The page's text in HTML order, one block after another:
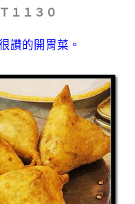
１３０
讚的開胃菜。